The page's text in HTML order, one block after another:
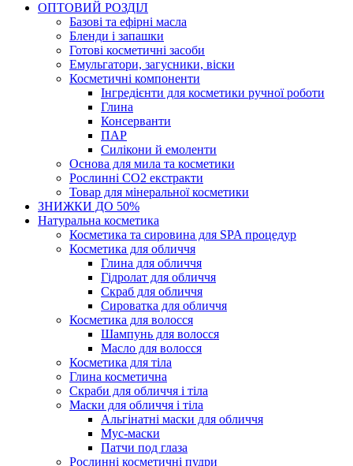
ОПТОВИЙ РОЗДІЛ
Базові та ефірні масла
Бленди і запашки
Готові косметичні засоби
Емульгатори, загусники, віски
Косметичні компоненти
Інгредієнти для косметики ручної роботи
Глина
Консерванти
ПАР
Силікони й емоленти
Основа для мила та косметики
Рослинні СО2 екстракти
Товар для мінеральної косметики
ЗНИЖКИ ДО 50%
Натуральна косметика
Косметика та сировина для SPA процедур
Косметика для обличчя
Глина для обличчя
Гідролат для обличчя
Скраб для обличчя
Сироватка для обличчя
Косметика для волосся
Шампунь для волосся
Масло для волосся
Косметика для тіла
Глина косметична
Скраби для обличчя і тіла
Маски для обличчя і тіла
Альгінатні маски для обличчя
Мус-маски
Патчи под глаза
Рослинні косметичні пудри